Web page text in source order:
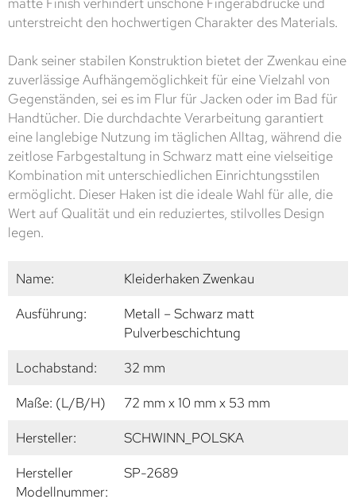
unterstreicht den hochwertigen Charakter des Materials.
Dank seiner stabilen Konstruktion bietet der Zwenkau eine
zuverlässige Aufhängemöglichkeit für eine Vielzahl von
Gegenständen, sei es im Flur für Jacken oder im Bad für
Handtücher. Die durchdachte Verarbeitung garantiert
eine langlebige Nutzung im täglichen Alltag, während die
zeitlose Farbgestaltung in Schwarz matt eine vielseitige
Kombination mit unterschiedlichen Einrichtungsstilen
ermöglicht. Dieser Haken ist die ideale Wahl für alle, die
Wert auf Qualität und ein reduziertes, stilvolles Design
legen.
Name:
Kleiderhaken Zwenkau
Ausführung:
Metall – Schwarz matt
Pulverbeschichtung
Lochabstand:
32 mm
Maße: (L/B/H)
72 mm x 10 mm x 53 mm
Hersteller:
SCHWINN_POLSKA
Hersteller
Modellnummer:
SP-2689